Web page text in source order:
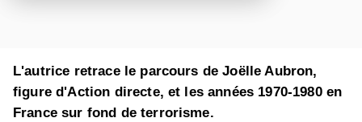
L'autrice retrace le parcours de Joëlle Aubron,
figure d'Action directe, et les années 1970-1980 en
France sur fond de terrorisme.